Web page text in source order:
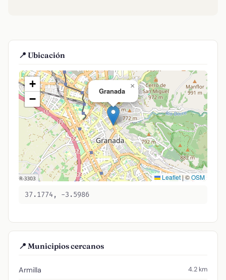
📍 Ubicación
Granada
×
+
−
Leaflet |©OSM
37.1774, -3.5986
📍 Municipios cercanos
Armilla 4.2 km